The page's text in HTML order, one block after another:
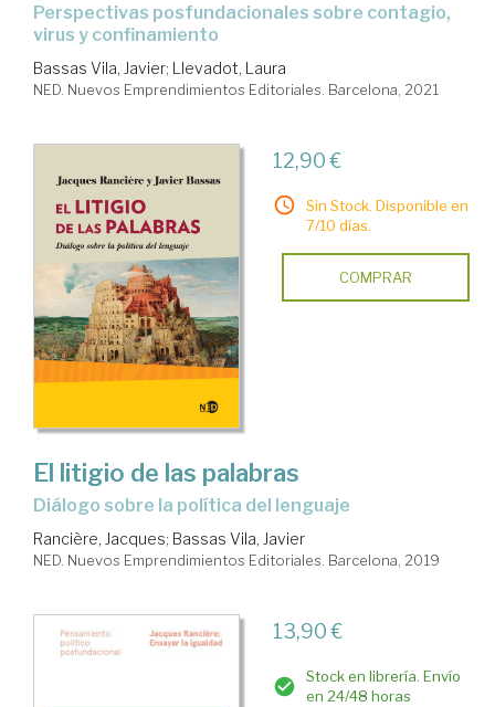
perspectivas posfundacionales sobre contagio,
virus y confinamiento
Bassas Vila, Javier; Llevadot, Laura
NED. Nuevos Emprendimientos Editoriales. Barcelona, 2021
12,90 €
Sin Stock. Disponible en
7/10 días.
COMPRAR
El litigio de las palabras
diálogo sobre la política del lenguaje
Rancière, Jacques; Bassas Vila, Javier
NED. Nuevos Emprendimientos Editoriales. Barcelona, 2019
13,90 €
Stock en librería. Envío
en 24/48 horas